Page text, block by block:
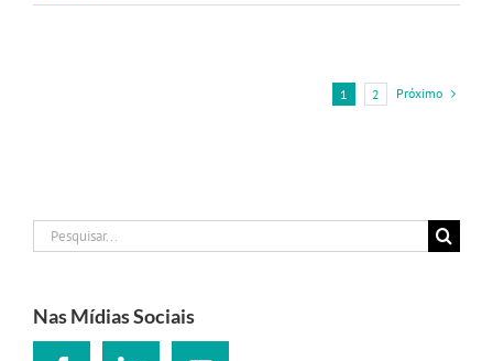
1 2 Próximo
Buscar
resultados
Nas Mídias Sociais